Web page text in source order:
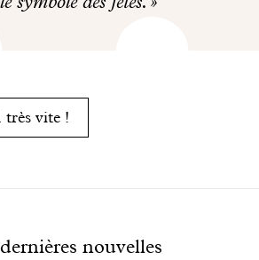
très vite !
nouvelles